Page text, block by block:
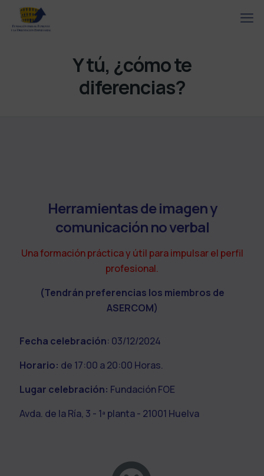
Y tú, ¿cómo te
diferencias?
Herramientas de imagen y
comunicación no verbal
Una formación práctica y útil para impulsar el perfil
profesional.
(Tendrán preferencias los miembros de
ASERCOM)
Fecha celebración: 03/12/2024
Horario: de 17:00 a 20:00 Horas.
Lugar celebración: Fundación FOE
Avda. de la Ría, 3 - 1ª planta - 21001 Huelva